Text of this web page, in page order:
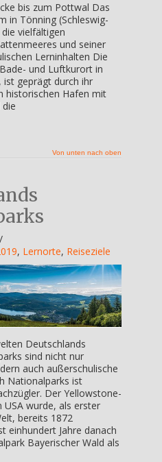
bis zum Pottwal Das
in Tönning (Schleswig-
vielfältigen
und seiner
Lerninhalten Die
und Luftkurort in
ist geprägt durch ihr
historischen Hafen mit
Von unten nach oben
/
, Lernorte, Reiseziele
Deutschlands
sind nicht nur
auch außerschulische
Nationalparks ist
Der Yellowstone-
USA wurde, als erster
bereits 1872
einhundert Jahre danach
Bayerischer Wald als